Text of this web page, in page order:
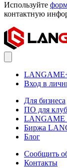
Используйте
контактную
Вход в
Для бизнеса
ПО для
LANGAME
Биржа
Блог
Сообщить
Контакты